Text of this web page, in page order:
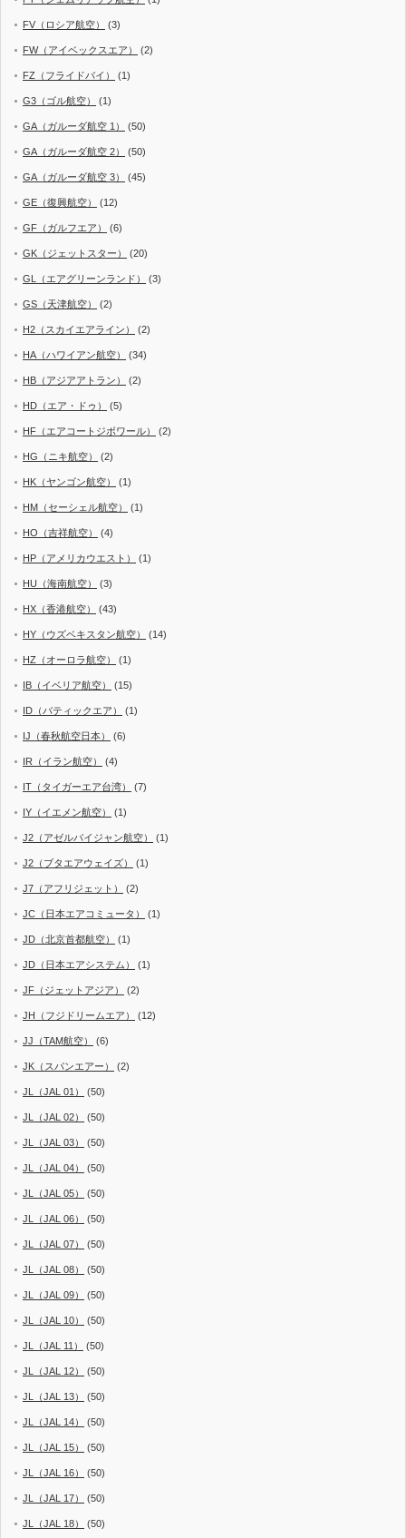
FV（ロシア航空） (3)
FW（アイベックスエア） (2)
FZ（フライドバイ） (1)
G3（ゴル航空） (1)
GA（ガルーダ航空 1） (50)
GA（ガルーダ航空 2） (50)
GA（ガルーダ航空 3） (45)
GE（復興航空） (12)
GF（ガルフエア） (6)
GK（ジェットスター） (20)
GL（エアグリーンランド） (3)
GS（天津航空） (2)
H2（スカイエアライン） (2)
HA（ハワイアン航空） (34)
HB（アジアアトラン） (2)
HD（エア・ドゥ） (5)
HF（エアコートジボワール） (2)
HG（ニキ航空） (2)
HK（ヤンゴン航空） (1)
HM（セーシェル航空） (1)
HO（吉祥航空） (4)
HP（アメリカウエスト） (1)
HU（海南航空） (3)
HX（香港航空） (43)
HY（ウズベキスタン航空） (14)
HZ（オーロラ航空） (1)
IB（イベリア航空） (15)
ID（バティックエア） (1)
IJ（春秋航空日本） (6)
IR（イラン航空） (4)
IT（タイガーエア台湾） (7)
IY（イエメン航空） (1)
J2（アゼルバイジャン航空） (1)
J2（ブタエアウェイズ） (1)
J7（アフリジェット） (2)
JC（日本エアコミュータ） (1)
JD（北京首都航空） (1)
JD（日本エアシステム） (1)
JF（ジェットアジア） (2)
JH（フジドリームエア） (12)
JJ（TAM航空） (6)
JK（スパンエアー） (2)
JL（JAL 01） (50)
JL（JAL 02） (50)
JL（JAL 03） (50)
JL（JAL 04） (50)
JL（JAL 05） (50)
JL（JAL 06） (50)
JL（JAL 07） (50)
JL（JAL 08） (50)
JL（JAL 09） (50)
JL（JAL 10） (50)
JL（JAL 11） (50)
JL（JAL 12） (50)
JL（JAL 13） (50)
JL（JAL 14） (50)
JL（JAL 15） (50)
JL（JAL 16） (50)
JL（JAL 17） (50)
JL（JAL 18） (50)